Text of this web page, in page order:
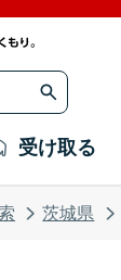
受け取る
茨城県